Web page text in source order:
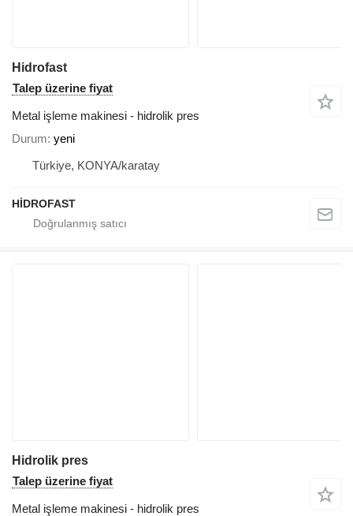
Hidrofast
Talep üzerine fiyat
Metal işleme makinesi - hidrolik pres
Durum yeni
Türkiye, KONYA/karatay
HİDROFAST
Hidrolik pres
Talep üzerine fiyat
Metal işleme makinesi - hidrolik pres